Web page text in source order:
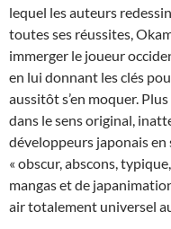
lequel les auteurs
toutes ses réussites,
immerger le joueur
en lui donnant les clés
aussitôt s’en moquer.
dans le sens original,
développeurs japonais
« obscur, abscons,
mangas et de
air totalement universel